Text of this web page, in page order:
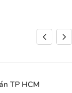
TP HCM